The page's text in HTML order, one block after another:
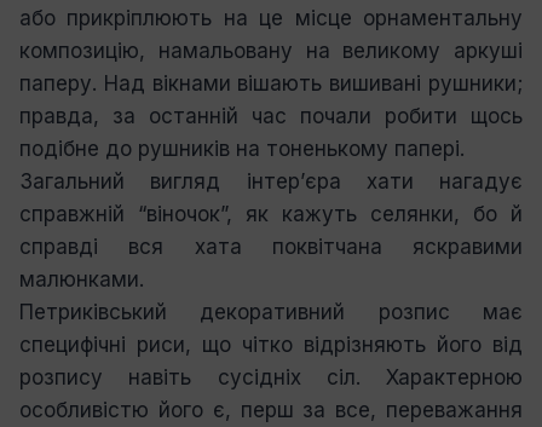
або прикріплюють на це місце орнаментальну
композицію, намальовану на великому аркуші
паперу. Над вікнами вішають вишивані рушники;
правда, за останній час почали робити щось
подібне до рушників на тоненькому папері.
Загальний вигляд інтер’єра хати нагадує
справжній “віночок”, як кажуть селянки, бо й
справді вся хата поквітчана яскравими
малюнками.
Петриківський декоративний розпис має
специфічні риси, що чітко відрізняють його від
розпису навіть сусідніх сіл. Характерною
особливістю його є, перш за все, переважання